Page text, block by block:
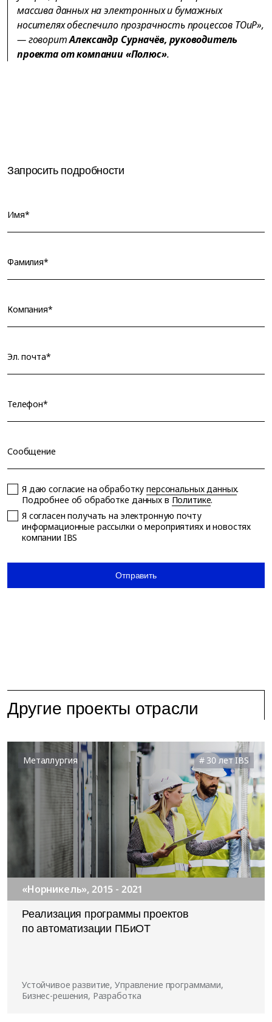
массива данных на электронных и бумажных
носителях обеспечило прозрачность процессов ТОиР»,
— говоритАлександр Сурначёв, руководитель
проекта от компании «Полюс».
Запросить подробности
Имя*
Фамилия*
Компания*
Эл. почта*
Телефон*
Сообщение
Я даю согласие на обработкуперсональных данных.
Подробнее об обработке данных в Политике.
Я согласен получать на электронную почту
информационные рассылки о мероприятиях и новостях
компании IBS
Отправить
Другие проекты отрасли
Металлургия
«Норникель», 2015 - 2021
Реализация программы проектов
по автоматизации ПБиОТ
Устойчивое развитие, Управление программами,
Бизнес-решения, Разработка
30 лет IBS